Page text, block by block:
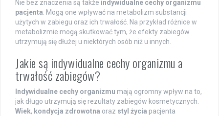
Nie bez znaczenia są także indywidualne cechy organizmu
pacjenta. Mogą one wpływać na metabolizm substancji
użytych w zabiegu oraz ich trwałość. Na przykład różnice w
metabolizmie mogą skutkować tym, że efekty zabiegów
utrzymują się dłużej u niektórych osób niż u innych.
Jakie są indywidualne cechy organizmu a
trwałość zabiegów?
Indywidualne cechy organizmu mają ogromny wpływ na to,
jak długo utrzymują się rezultaty zabiegów kosmetycznych.
Wiek, kondycja zdrowotna oraz styl życia pacjenta